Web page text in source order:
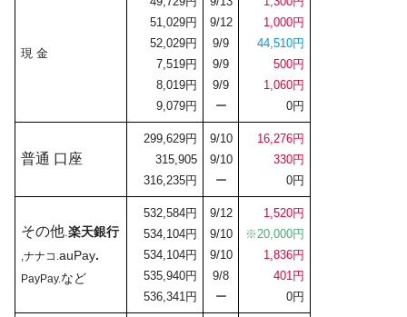
現 金
51,029円
52,029円
7,519円
8,019円
9,079円
9/12
9/9
9/9
9/9
ー
1,000円
44,510円
500円
1,060円
0円
普通 口座
299,629円
315,905
316,235円
9/10
9/10
ー
16,276円
330円
0円
その他.楽天銀行
,ナナコ.auPay.
PayPay.など
532,584円
534,104円
534,104円
535,940円
536,341円
9/12
9/10
9/10
9/8
ー
1,520円
※20,000円
1,836円
401円
0円